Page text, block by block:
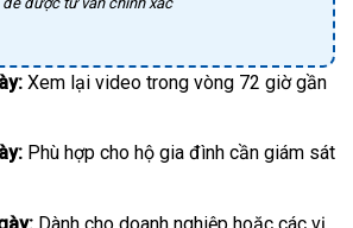
Xem lại video trong vòng 72 giờ gần
Phù hợp cho hộ gia đình cần giám sát